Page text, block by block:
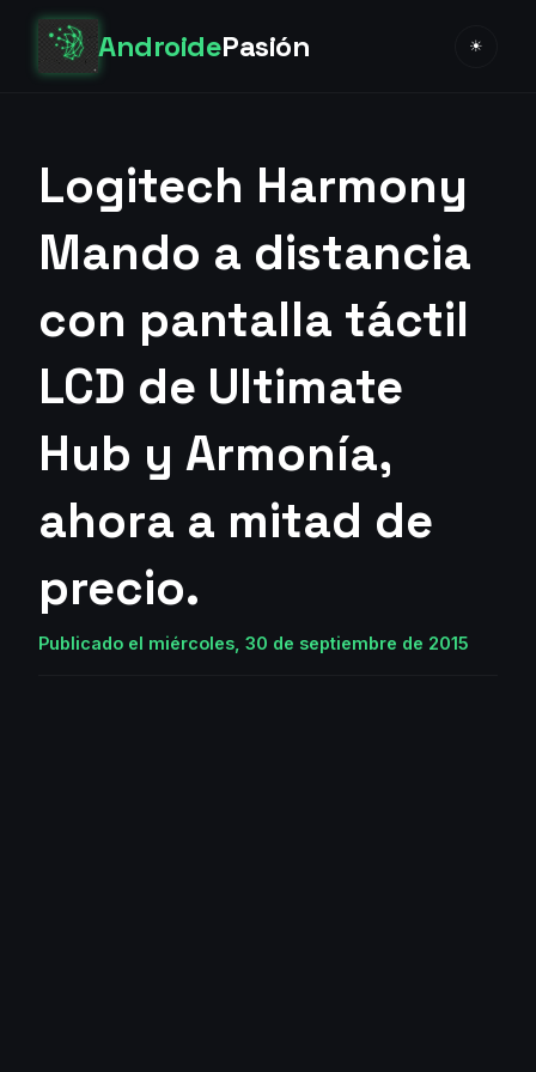
AndroidePasión ☀
Logitech Harmony
Mando a distancia
con pantalla táctil
LCD de Ultimate
Hub y Armonía,
ahora a mitad de
precio.
Publicado el miércoles, 30 de septiembre de 2015